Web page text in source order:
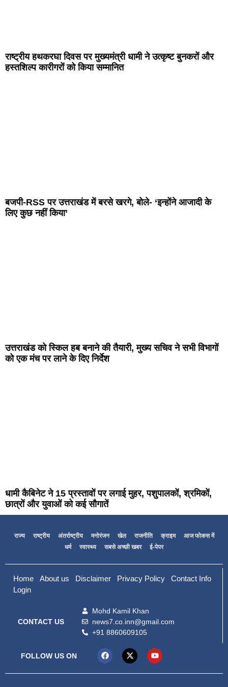
राष्ट्रीय हथकरघा दिवस पर मुख्यमंत्री धामी ने उत्कृष्ट बुनकरों और
हस्तशिल्प कारीगरों को किया सम्मानित
बजपी-RSS पर उत्तराखंड में बरसे खरगे, बोले- ‘इन्होंने आजादी के
लिए कुछ नहीं किया’
उत्तराखंड को स्किल हब बनाने की तैयारी, मुख्य सचिव ने सभी विभागों
को एक मंच पर लाने के दिए निर्देश
धामी कैबिनेट ने 15 प्रस्तावों पर लगाई मुहर, पशुपालकों, श्रमिकों,
छात्रों और युवाओं को कई सौगातें
राज्य राष्ट्रीय अंतर्राष्ट्रीय मनोरंजन खेल राजनीति क्राइम
आज फोकस में
धर्म
स्वास्थ्य सबसे अच्छी खबर ई-पेपर
Home About us Disclaimer Privacy Policy
Contact Info
Login
CONTACT US
Mohd Kamil Khan
news7.co.inn@gmail.com
+91 8860609105
FOLLOW US ON